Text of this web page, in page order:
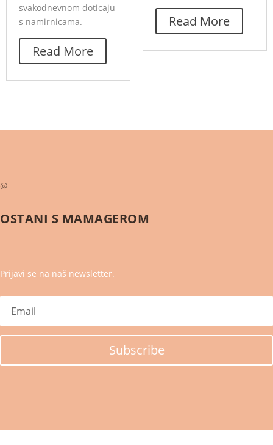
svakodnevnom doticaju
s namirnicama.
Read More
Read More
@
OSTANI S MAMAGEROM
Prijavi se na naš newsletter.
Subscribe